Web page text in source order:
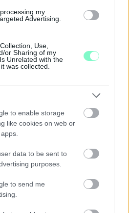
my
Advertising.
Use,
or Sharing of my
Unrelated with the
was collected.
to enable storage
like cookies on web or
data to be sent to
purposes.
to send me